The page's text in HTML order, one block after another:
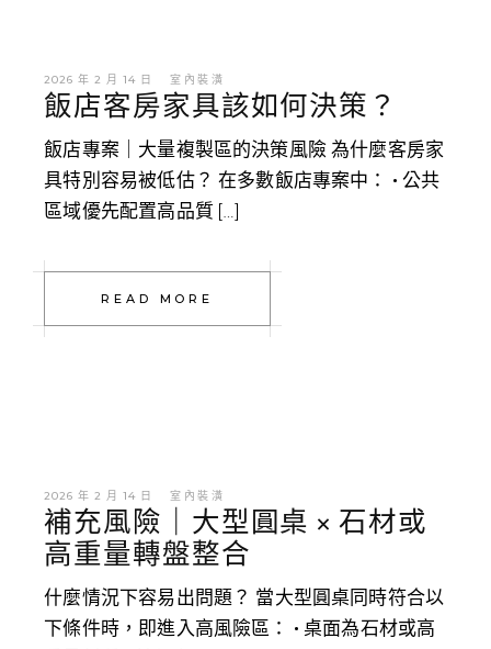
2026 年 2 月 14 日 室內裝潢
飯店客房家具該如何決策？
飯店專案｜大量複製區的決策風險 為什麼客房家
具特別容易被低估？ 在多數飯店專案中： • 公共
區域優先配置高品質 […]
READ MORE
2026 年 2 月 14 日 室內裝潢
補充風險｜大型圓桌 × 石材或
高重量轉盤整合
什麼情況下容易出問題？ 當大型圓桌同時符合以
下條件時，即進入高風險區： • 桌面為石材或高